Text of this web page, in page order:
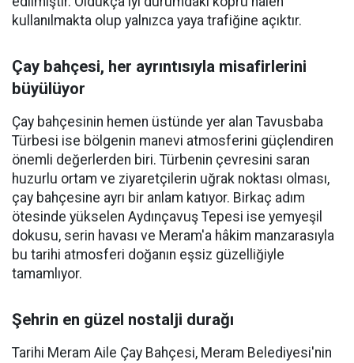
kullanılmakta olup yalnızca yaya trafiğine açıktır.
Çay bahçesi, her ayrıntısıyla misafirlerini
büyülüyor
Çay bahçesinin hemen üstünde yer alan Tavusbaba
Türbesi ise bölgenin manevi atmosferini güçlendiren
önemli değerlerden biri. Türbenin çevresini saran
huzurlu ortam ve ziyaretçilerin uğrak noktası olması,
çay bahçesine ayrı bir anlam katıyor. Birkaç adım
ötesinde yükselen Aydınçavuş Tepesi ise yemyeşil
dokusu, serin havası ve Meram'a hâkim manzarasıyla
bu tarihi atmosferi doğanın eşsiz güzelliğiyle
tamamlıyor.
Şehrin en güzel nostalji durağı
Tarihi Meram Aile Çay Bahçesi, Meram Belediyesi'nin